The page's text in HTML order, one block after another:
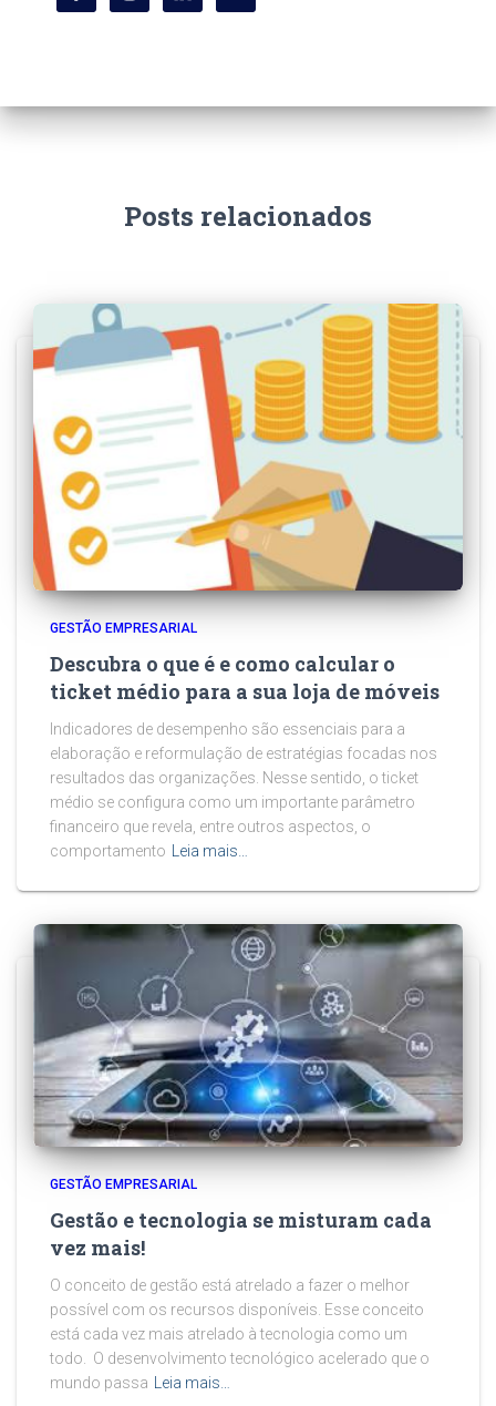
Posts relacionados
GESTÃO EMPRESARIAL
Descubra o que é e como calcular o
ticket médio para a sua loja de móveis
Indicadores de desempenho são essenciais para a
elaboração e reformulação de estratégias focadas nos
resultados das organizações. Nesse sentido, o ticket
médio se configura como um importante parâmetro
financeiro que revela, entre outros aspectos, o
comportamento
Leia mais…
GESTÃO EMPRESARIAL
Gestão e tecnologia se misturam cada
vez mais!
O conceito de gestão está atrelado a fazer o melhor
possível com os recursos disponíveis. Esse conceito
está cada vez mais atrelado à tecnologia como um
todo. O desenvolvimento tecnológico acelerado que o
mundo passa Leia mais…